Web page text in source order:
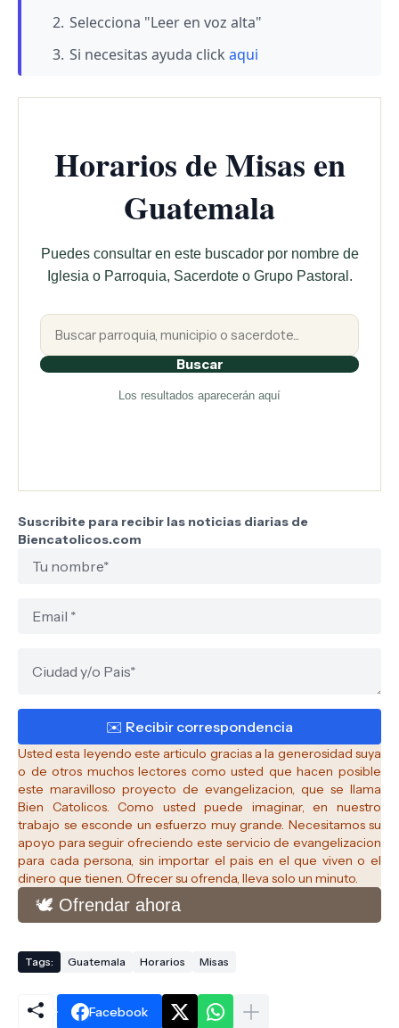
Selecciona "Leer en voz alta"
Si necesitas ayuda click aqui
Horarios de Misas en
Guatemala
Puedes consultar en este buscador por nombre de
Iglesia o Parroquia, Sacerdote o Grupo Pastoral.
Buscar
Los resultados aparecerán aquí
Suscribite para recibir las noticias diarias de
Biencatolicos.com
Usted esta leyendo este articulo gracias a la generosidad suya
o de otros muchos lectores como usted que hacen posible
este maravilloso proyecto de evangelizacion, que se llama
Bien Catolicos.Como usted puede imaginar, en nuestro
trabajo se esconde un esfuerzo muy grande. Necesitamos su
apoyo para seguir ofreciendo este servicio de evangelizacion
para cada persona, sin importar el pais en el que viven o el
dinero que tienen. Ofrecer su ofrenda, lleva solo un minuto.
🕊️ Ofrendar ahora
Tags: Guatemala Horarios Misas
Facebook